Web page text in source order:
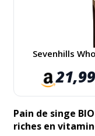
Sevenhills
21,99
Pain de singe
riches en